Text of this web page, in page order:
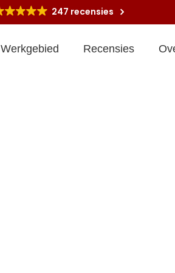
247 recensies
Werkgebied Recensies